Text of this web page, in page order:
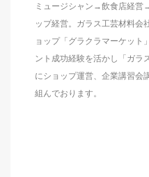
ミュージシャン→飲食店経営
ップ経営。ガラス工芸材料会
ョップ「グラクラマーケット
ント成功経験を活かし「ガラ
にショップ運営、企業講習会
組んでおります。